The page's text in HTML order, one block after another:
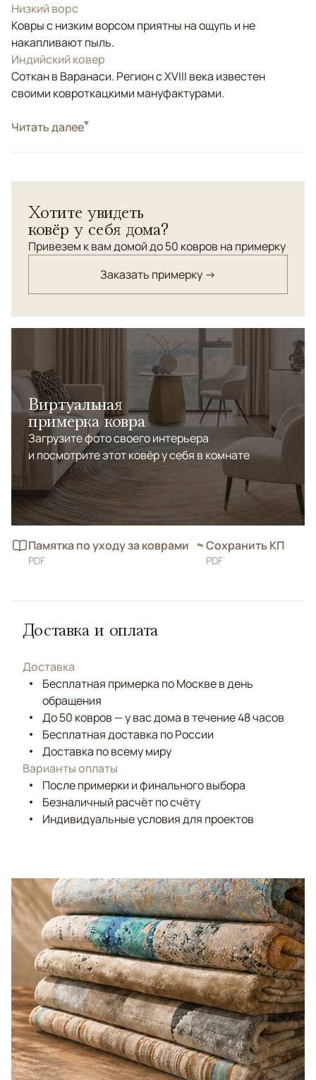
Низкий ворс
Ковры с низким ворсом приятны на ощупь и не
накапливают пыль.
Индийский ковер
Соткан в Варанаси. Регион с XVIII века известен
своими ковроткацкими мануфактурами.
СтильСовременные
Читать далее
Хотите увидеть
ковёр у себя дома?
Привезем к вам домой до 50 ковров на примерку
Заказать примерку →
Виртуальная
примерка ковра
Загрузите фото своего интерьера
и посмотрите этот ковёр у себя в комнате
Памятка по уходу за коврами
PDF
Сохранить КП
PDF
Доставка и оплата
Доставка
Бесплатная примерка по Москве в день
обращения
До 50 ковров — у вас дома в течение 48 часов
Бесплатная доставка по России
Доставка по всему миру
Варианты оплаты
После примерки и финального выбора
Безналичный расчёт по счёту
Индивидуальные условия для проектов